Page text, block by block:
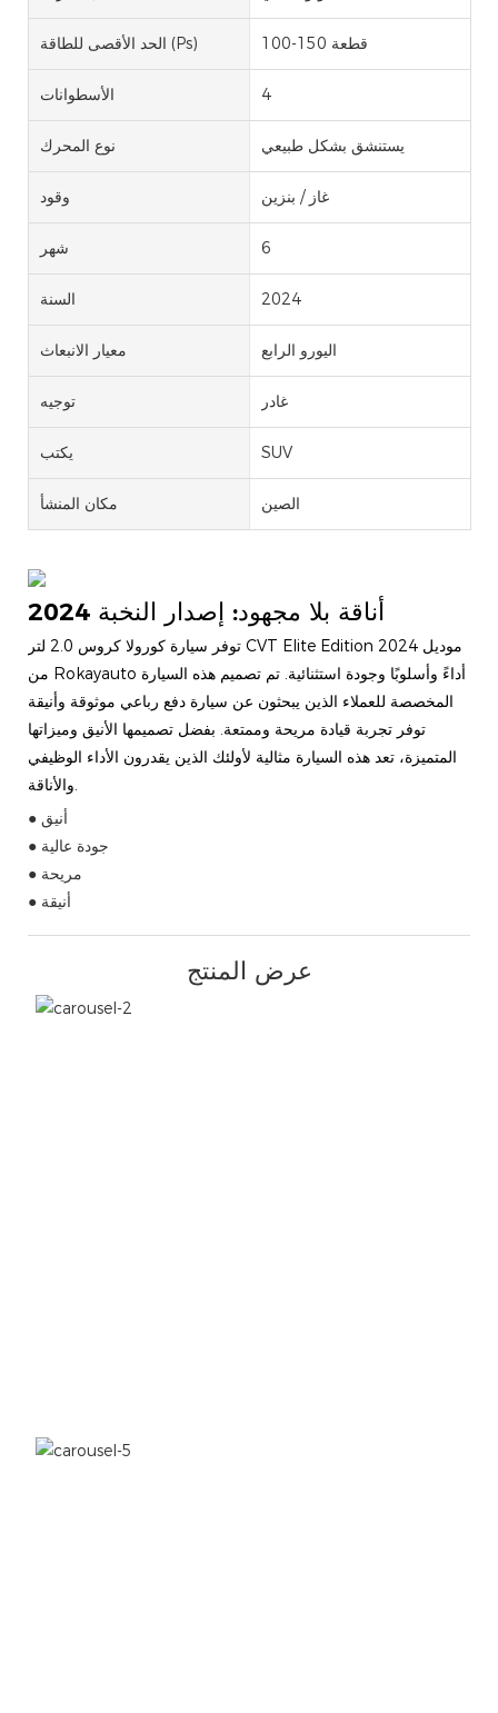
الحد الأقصى للطاقة (Ps) 100-150 قطعة
الأسطوانات 4
نوع المحرك يستنشق بشكل طبيعي
وقود غاز / بنزين
شهر 6
السنة 2024
معيار الانبعاث اليورو الرابع
توجيه غادر
يكتب SUV
مكان المنشأ الصين
توفر سيارة كورولا كروس 2.0 لتر CVT Elite Edition موديل 2024
من Rokayauto أداءً وأسلوبًا وجودة استثنائية. تم تصميم هذه السيارة
المخصصة للعملاء الذين يبحثون عن سيارة دفع رباعي موثوقة وأنيقة
توفر تجربة قيادة مريحة وممتعة. بفضل تصميمها الأنيق وميزاتها
المتميزة، تعد هذه السيارة مثالية لأولئك الذين يقدرون الأداء الوظيفي
والأناقة.
● أنيق
● جودة عالية
● مريحة
● أنيقة
عرض المنتج